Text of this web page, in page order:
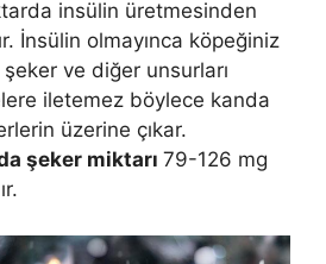
insülin üretmesinden
İnsülin olmayınca köpeğiniz
şeker ve diğer unsurları
iletemez böylece kanda
üzerine çıkar.
şeker miktarı 79-126 mg